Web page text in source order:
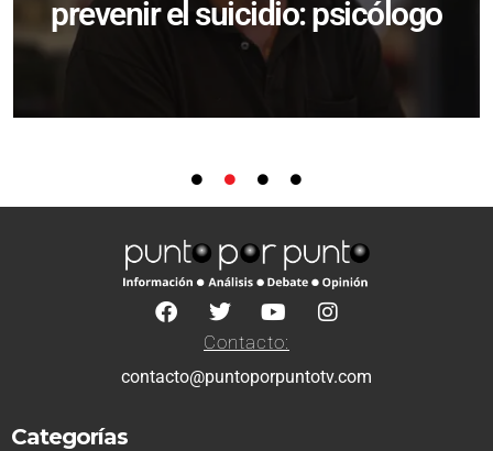
prevenir el suicidio: psicólogo
Contacto:
contacto@puntoporpuntotv.com
Categorías